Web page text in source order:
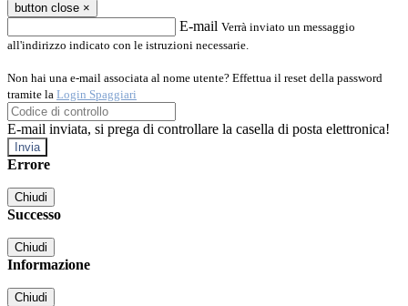
button close ×
E-mail Verrà inviato un messaggio
all'indirizzo indicato con le istruzioni necessarie.
Non hai una e-mail associata al nome utente? Effettua il reset della password
tramite la Login Spaggiari
E-mail inviata, si prega di controllare la casella di posta elettronica!
Errore
Chiudi
Successo
Chiudi
Informazione
Chiudi